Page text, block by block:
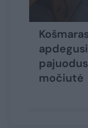
močiutė